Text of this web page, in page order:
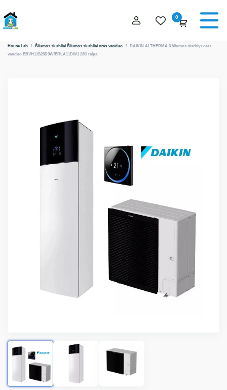
0
House Lab / Šilumos siurbliai Šilumos siurbliai oras-vanduo / DAIKIN ALTHERMA 3 šilumos siurblys oras-
vanduo EBVH11S23D9W/ERLA11DW1 230l talpa